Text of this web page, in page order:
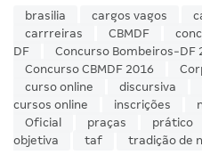
brasilia cargos vagos
carrreiras
CBMDF
DF
Concurso Bombeiros-DF
Concurso CBMDF 2016
curso online
discursiva
cursos online
inscrições
Oficial
praças prático
objetiva
taf tradição de